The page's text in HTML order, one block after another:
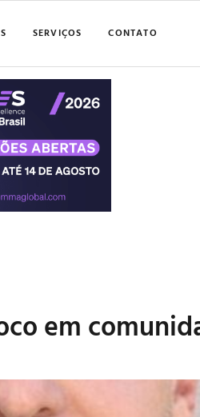
SERVIÇOS CONTATO
em